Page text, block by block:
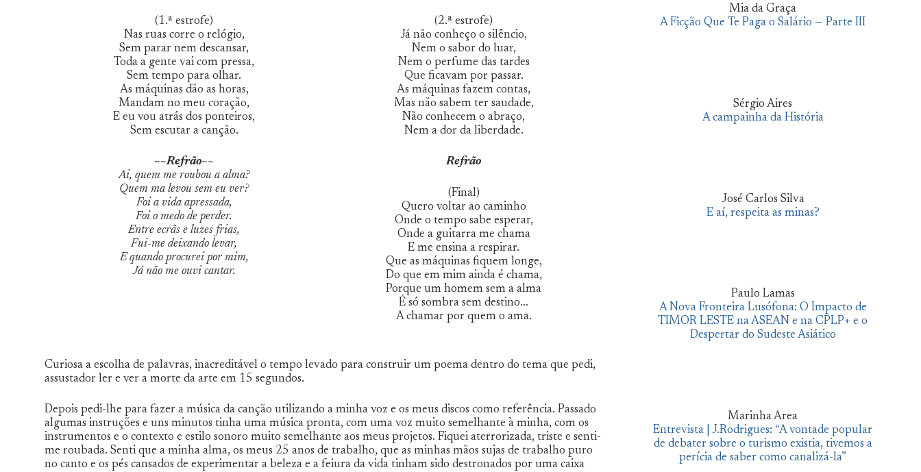
(1.ª estrofe)
Nas ruas corre o relógio,
Sem parar nem descansar,
Toda a gente vai com pressa,
Sem tempo para olhar.
As máquinas dão as horas,
Mandam no meu coração,
E eu vou atrás dos ponteiros,
Sem escutar a canção.
~~Refrão~~
Ai, quem me roubou a alma?
Quem ma levou sem eu ver?
Foi a vida apressada,
Foi o medo de perder.
Entre ecrãs e luzes frias,
Fui-me deixando levar,
E quando procurei por mim,
Já não me ouvi cantar.
(2.ª estrofe)
Já não conheço o silêncio,
Nem o sabor do luar,
Nem o perfume das tardes
Que ficavam por passar.
As máquinas fazem contas,
Mas não sabem ter saudade,
Não conhecem o abraço,
Nem a dor da liberdade.
Refrão
(Final)
Quero voltar ao caminho
Onde o tempo sabe esperar,
Onde a guitarra me chama
E me ensina a respirar.
Que as máquinas fiquem longe,
Do que em mim ainda é chama,
Porque um homem sem a alma
É só sombra sem destino…
A chamar por quem o ama.
Curiosa a escolha de palavras, inacreditável o tempo levado para construir um poema dentro do tema que pedi,
assustador ler e ver a morte da arte em 15 segundos.
Depois pedi-lhe para fazer a música da canção utilizando a minha voz e os meus discos como referência. Passado
algumas instruções e uns minutos tinha uma música pronta, com uma voz muito semelhante à minha, com os
instrumentos e o contexto e estilo sonoro muito semelhante aos meus projetos. Fiquei aterrorizada, triste e senti-
me roubada. Senti que a minha alma, os meus 25 anos de trabalho, que as minhas mãos sujas de trabalho puro
no canto e os pés cansados de experimentar a beleza e a feiura da vida tinham sido destronados por uma caixa
Mia da Graça
A Ficção Que Te Paga o Salário — Parte III
Sérgio Aires
A campainha da História
José Carlos Silva
E aí, respeita as minas?
Paulo Lamas
A Nova Fronteira Lusófona: O Impacto de
TIMOR LESTE na ASEAN e na CPLP+ e o
Despertar do Sudeste Asiático
Marinha Area
Entrevista | J.Rodrigues: “A vontade popular
de debater sobre o turismo existia, tivemos a
perícia de saber como canalizá-la”